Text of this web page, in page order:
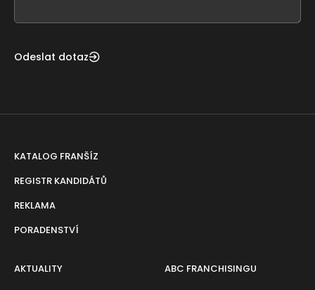
Odeslat dotaz
KATALOG FRANŠÍZ
REGISTR KANDIDÁTŮ
REKLAMA
PORADENSTVÍ
AKTUALITY ABC FRANCHISINGU